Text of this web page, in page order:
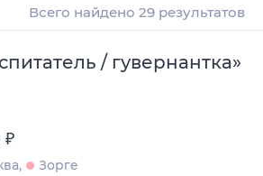
Всего найдено 29 результатов
/ гувернантка»
₽
Зорге